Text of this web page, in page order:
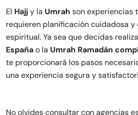
El Hajjy la Umrah son experiencias
requieren planificación cuidadosa
espiritual. Ya sea que decidas
Españao la Umrah Ramadán
te proporcionará los pasos
una experiencia segura y
No olvides consultar con agencias